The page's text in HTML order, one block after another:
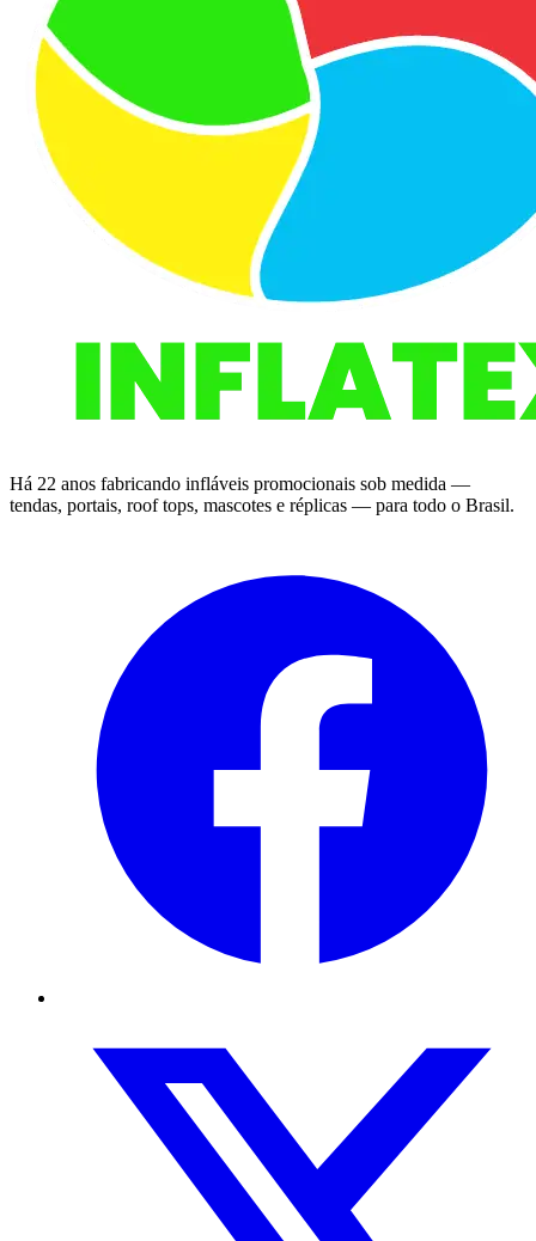
Há 22 anos fabricando infláveis promocionais sob medida —
tendas, portais, roof tops, mascotes e réplicas — para todo o Brasil.